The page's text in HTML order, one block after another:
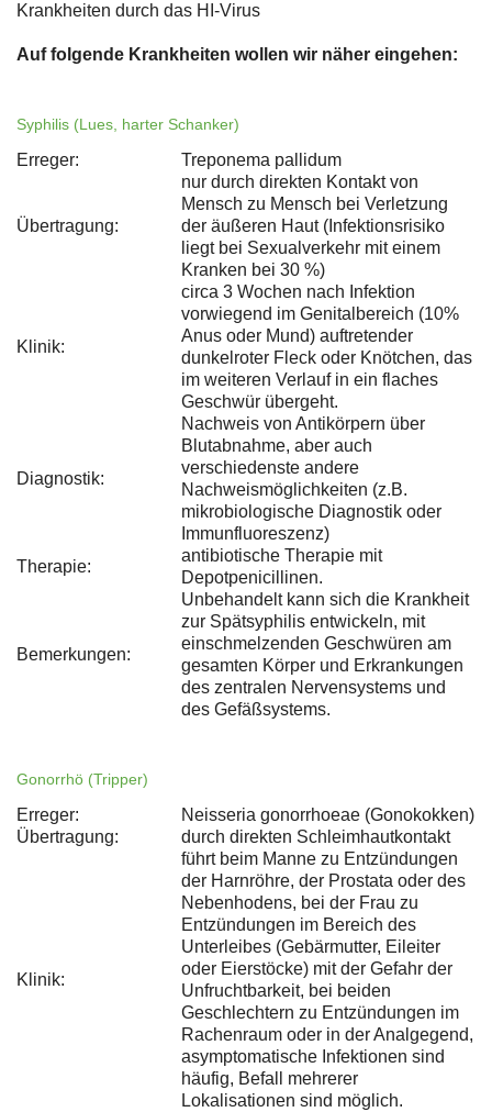
Krankheiten durch das HI-Virus
Auf folgende Krankheiten wollen wir näher eingehen:
Syphilis (Lues, harter Schanker)
Erreger: Treponema pallidum
Übertragung:
nur durch direkten Kontakt von
Mensch zu Mensch bei Verletzung
der äußeren Haut (Infektionsrisiko
liegt bei Sexualverkehr mit einem
Kranken bei 30 %)
Klinik:
circa 3 Wochen nach Infektion
vorwiegend im Genitalbereich (10%
Anus oder Mund) auftretender
dunkelroter Fleck oder Knötchen, das
im weiteren Verlauf in ein flaches
Geschwür übergeht.
Diagnostik:
Nachweis von Antikörpern über
Blutabnahme, aber auch
verschiedenste andere
Nachweismöglichkeiten (z.B.
mikrobiologische Diagnostik oder
Immunfluoreszenz)
Therapie:
antibiotische Therapie mit
Depotpenicillinen.
Bemerkungen:
Unbehandelt kann sich die Krankheit
zur Spätsyphilis entwickeln, mit
einschmelzenden Geschwüren am
gesamten Körper und Erkrankungen
des zentralen Nervensystems und
des Gefäßsystems.
Gonorrhö (Tripper)
Erreger:
Neisseria gonorrhoeae (Gonokokken)
Übertragung:
durch direkten Schleimhautkontakt
Klinik:
führt beim Manne zu Entzündungen
der Harnröhre, der Prostata oder des
Nebenhodens, bei der Frau zu
Entzündungen im Bereich des
Unterleibes (Gebärmutter, Eileiter
oder Eierstöcke) mit der Gefahr der
Unfruchtbarkeit, bei beiden
Geschlechtern zu Entzündungen im
Rachenraum oder in der Analgegend,
asymptomatische Infektionen sind
häufig, Befall mehrerer
Lokalisationen sind möglich.